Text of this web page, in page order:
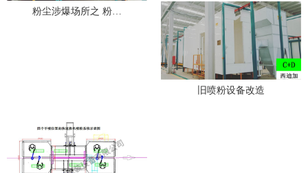
粉尘涉爆场所之 粉…
旧喷粉设备改造